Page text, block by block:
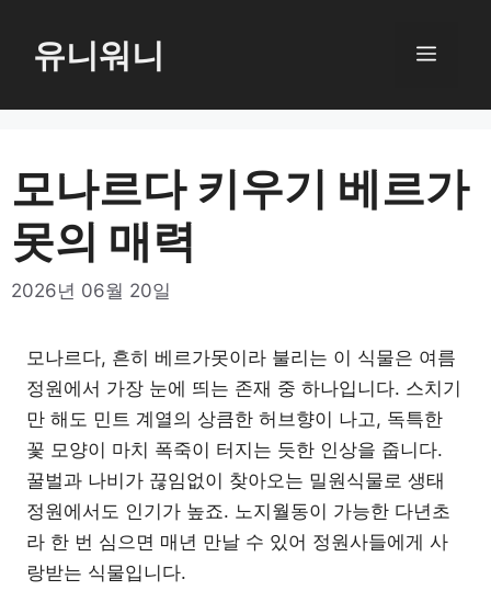
로
뛰
유니워니 메
모나르다 키우기 베르가
못의 매력
2026년 06월 20일
모나르다, 흔히 베르가못이라 불리는 이 식물은 여름
정원에서 가장 눈에 띄는 존재 중 하나입니다. 스치기
만 해도 민트 계열의 상큼한 허브향이 나고, 독특한
꽃 모양이 마치 폭죽이 터지는 듯한 인상을 줍니다.
꿀벌과 나비가 끊임없이 찾아오는 밀원식물로 생태
정원에서도 인기가 높죠. 노지월동이 가능한 다년초
라 한 번 심으면 매년 만날 수 있어 정원사들에게 사
랑받는 식물입니다.